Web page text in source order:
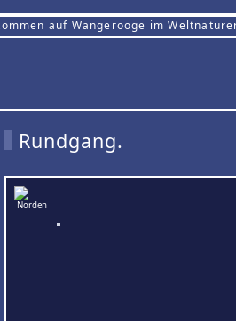
auf Wangerooge im
Rundgang.